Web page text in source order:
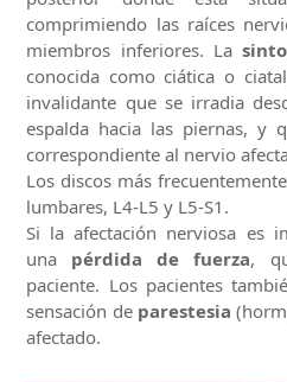
comprimiendo las raíces
miembros inferiores. La
conocida como ciática o
invalidante que se irradia
espalda hacia las piernas, y
correspondiente al nervio
Los discos más
lumbares, L4-L5 y L5-S1.
Si la afectación nerviosa es
una pérdida de fuerza,
paciente. Los pacientes
sensación de parestesia
afectado.